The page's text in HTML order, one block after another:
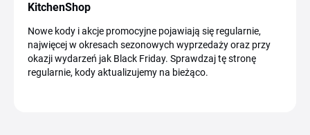
KitchenShop
Nowe kody i akcje promocyjne pojawiają się regularnie,
najwięcej w okresach sezonowych wyprzedaży oraz przy
okazji wydarzeń jak Black Friday. Sprawdzaj tę stronę
regularnie, kody aktualizujemy na bieżąco.